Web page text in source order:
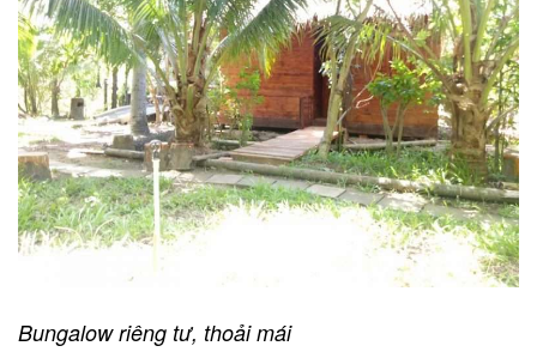
Bungalow riêng tư, thoải mái